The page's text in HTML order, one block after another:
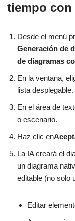
tiempo con
Desde el menú
Generación de
de diagramas
En la ventana,
lista
En el área de
o escenario.
Haz clic en
La IA creará el
un diagrama
editable (no solo
Editar